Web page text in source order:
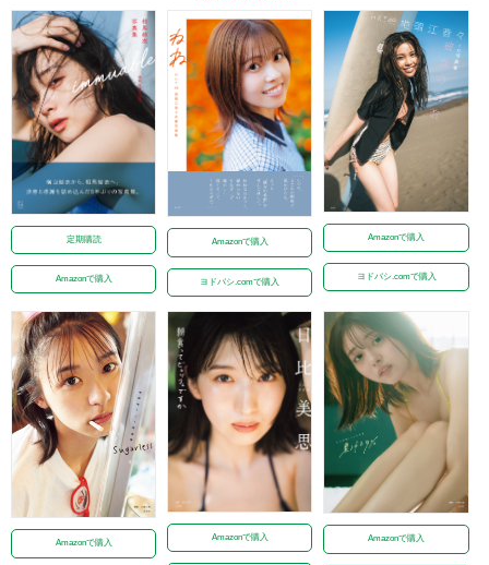
定期購読
Amazonで購入
Amazonで購入
ヨドバシ.comで購入
Amazonで購入
ヨドバシ.comで購入
Amazonで購入
Amazonで購入 Amazonで購入